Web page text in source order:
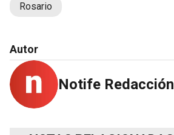
Rosario
Autor
Notife Redacción